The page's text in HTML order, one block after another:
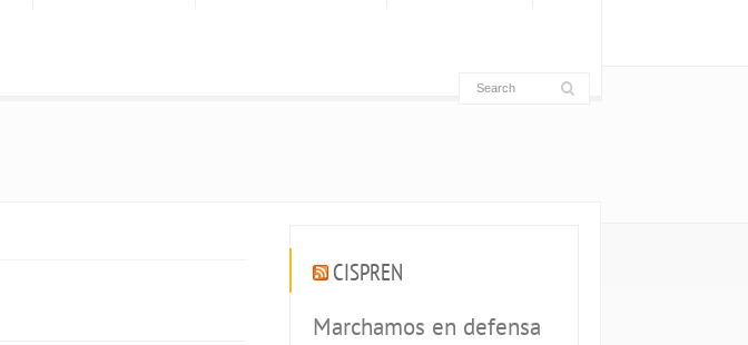
CISPREN
Marchamos en defensa